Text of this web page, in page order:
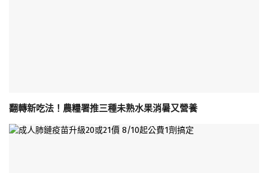
翻轉新吃法！農糧署推三種未熟水果消暑又營養